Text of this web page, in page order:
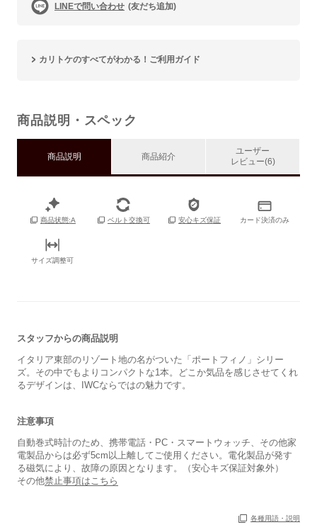
LINEで問い合わせ (友だち追加)
カリトケのすべてがわかる！ご利用ガイド
商品説明・スペック
商品説明 商品紹介
ユーザー
レビュー(6)
商品状態:A ベルト交換可 安心キズ保証 カード決済のみ
サイズ調整可
スタッフからの商品説明
イタリア東部のリゾート地の名がついた「ポートフィノ」シリー
ズ。その中でもよりコンパクトな1本。どこか気品を感じさせてくれ
るデザインは、IWCならではの魅力です。
注意事項
自動巻式時計のため、携帯電話・PC・スマートウォッチ、その他家
電製品からは必ず5cm以上離してご使用ください。電化製品が発す
る磁気により、故障の原因となります。（安心キズ保証対象外）
その他禁止事項はこちら
各種用語・説明